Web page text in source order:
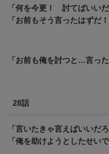
「何を今更！ 討てばいいだ
「お前もそう言ったはずだ！
「お前も俺を討つと…言った
28話
「言いたきゃ言えばいいだ
「俺を助けようとしたせい